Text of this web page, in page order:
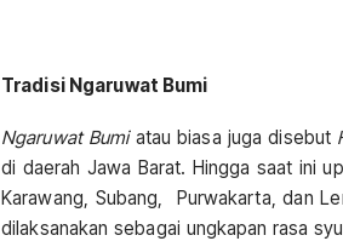
Tradisi Ngaruwat Bumi
Ngaruwat Bumiatau biasa juga disebut
di daerah Jawa Barat. Hingga saat ini
Karawang, Subang, Purwakarta, dan
dilaksanakan sebagai ungkapan rasa